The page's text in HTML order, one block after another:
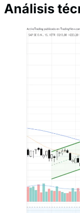
Análisis